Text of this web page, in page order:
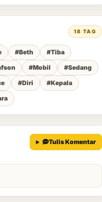
18 TAG
#Beth
#Tiba
#Mobil
#Sedang
#Diri
#Kepala
Tulis Komentar